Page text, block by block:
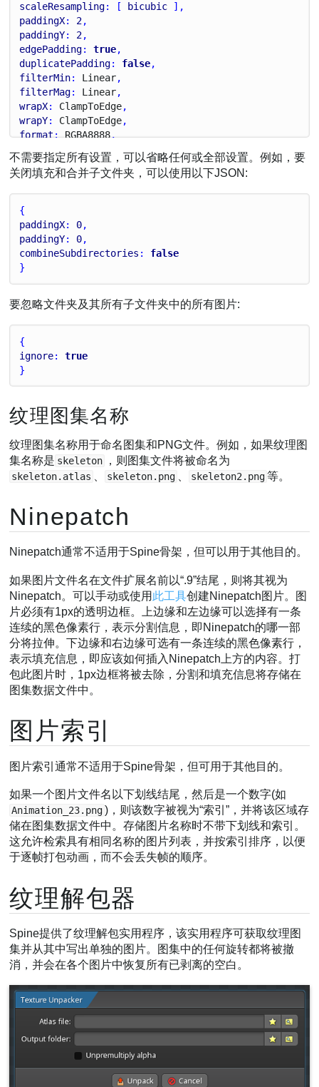
scaleResampling: [ bicubic ],
paddingX: 2,
paddingY: 2,
edgePadding: true,
duplicatePadding: false,
filterMin: Linear,
filterMag: Linear,
wrapX: ClampToEdge,
wrapY: ClampToEdge,
format: RGBA8888,
atlasExtension : . atlas
combineSubdirectories: false,
flattenPaths: false,
useIndexes: false,
debug
fast: false
limitMemory
currentProject: true,
packing
}
不需要指定所有设置，可以省略任何或全部设置。例如，要
关闭填充和合并子文件夹，可以使用以下JSON:
{
paddingX: 0,
paddingY: 0,
combineSubdirectories : false
}
要忽略文件夹及其所有子文件夹中的所有图片:
{
ignore: true
}
纹理图集名称
纹理图集名称用于命名图集和PNG文件。例如，如果纹理图
集名称是 skeleton ，则图集文件将被命名为
skeleton.atlas skeleton.png skeleton2.png 等。
Ninepatch
Ninepatch通常不适用于Spine骨架，但可以用于其他目的。
如果图片文件名在文件扩展名前以“.9”结尾，则将其视为
Ninepatch。可以手动或使用 此工具创建Ninepatch图片。图
片必须有1px的透明边框。上边缘和左边缘可以选择有一条
连续的黑色像素行，表示分割信息，即Ninepatch的哪一部
分将拉伸。下边缘和右边缘可选有一条连续的黑色像素行，
表示填充信息，即应该如何插入Ninepatch上方的内容。打
包此图片时，1px边框将被去除，分割和填充信息将存储在
图集数据文件中。
图片索引
图片索引通常不适用于Spine骨架，但可用于其他目的。
如果一个图片文件名以下划线结尾，然后是一个数字(如
Animation_23.png )，则该数字被视为“索引”，并将该区域存
储在图集数据文件中。存储图片名称时不带下划线和索引。
这允许检索具有相同名称的图片列表，并按索引排序，以便
于逐帧打包动画，而不会丢失帧的顺序。
纹理解包器
Spine提供了纹理解包实用程序，该实用程序可获取纹理图
集并从其中写出单独的图片。图集中的任何旋转都将被撤
消，并会在各个图片中恢复所有已剥离的空白。